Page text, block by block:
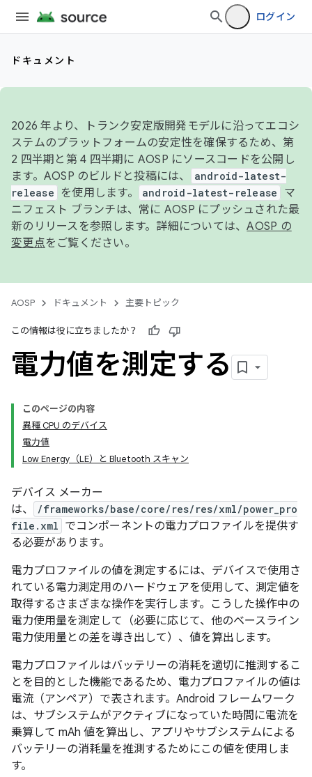
ログイン
ドキュメント
2026 年より、トランク安定版開発モデルに沿ってエコシ
ステムのプラットフォームの安定性を確保するため、第
2 四半期と第 4 四半期に AOSP にソースコードを公開し
ます。AOSP のビルドと投稿には、
android-latest-
release
を使用します。 android-latest-release
マ
ニフェスト ブランチは、常に AOSP にプッシュされた最
新のリリースを参照します。詳細については、AOSP の
変更点をご覧ください。
AOSP ドキュメント 主要トピック
この情報は役に立ちましたか？
電力値を測定する
このページの内容
異種 CPU のデバイス
電力値
Low Energy（LE）と Bluetooth スキャン
デバイス メーカー
は、
/frameworks/base/core/res/res/xml/power_pro
file.xml でコンポーネントの電力プロファイルを提供す
る必要があります。
電力プロファイルの値を測定するには、デバイスで使用さ
れている電力測定用のハードウェアを使用して、測定値を
取得するさまざまな操作を実行します。こうした操作中の
電力使用量を測定して（必要に応じて、他のベースライン
電力使用量との差を導き出して）、値を算出します。
電力プロファイルはバッテリーの消耗を適切に推測するこ
とを目的とした機能であるため、電力プロファイルの値は
電流（アンペア）で表されます。Android フレームワーク
は、サブシステムがアクティブになっていた時間に電流を
乗算して mAh 値を算出し、アプリやサブシステムによる
バッテリーの消耗量を推測するためにこの値を使用しま
す。